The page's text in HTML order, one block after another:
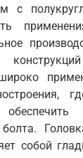
с
собой